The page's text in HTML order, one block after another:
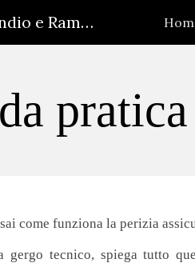
Skip to main
Perizie Assicurative Incendio e Rami Elementari – Arch. Ferri
come funziona la perizia
gergo tecnico, spiega tutto